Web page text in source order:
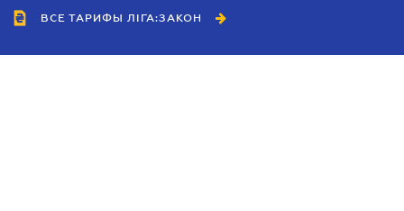
ВСЕ ТАРИФЫ ЛІГА:ЗАКОН